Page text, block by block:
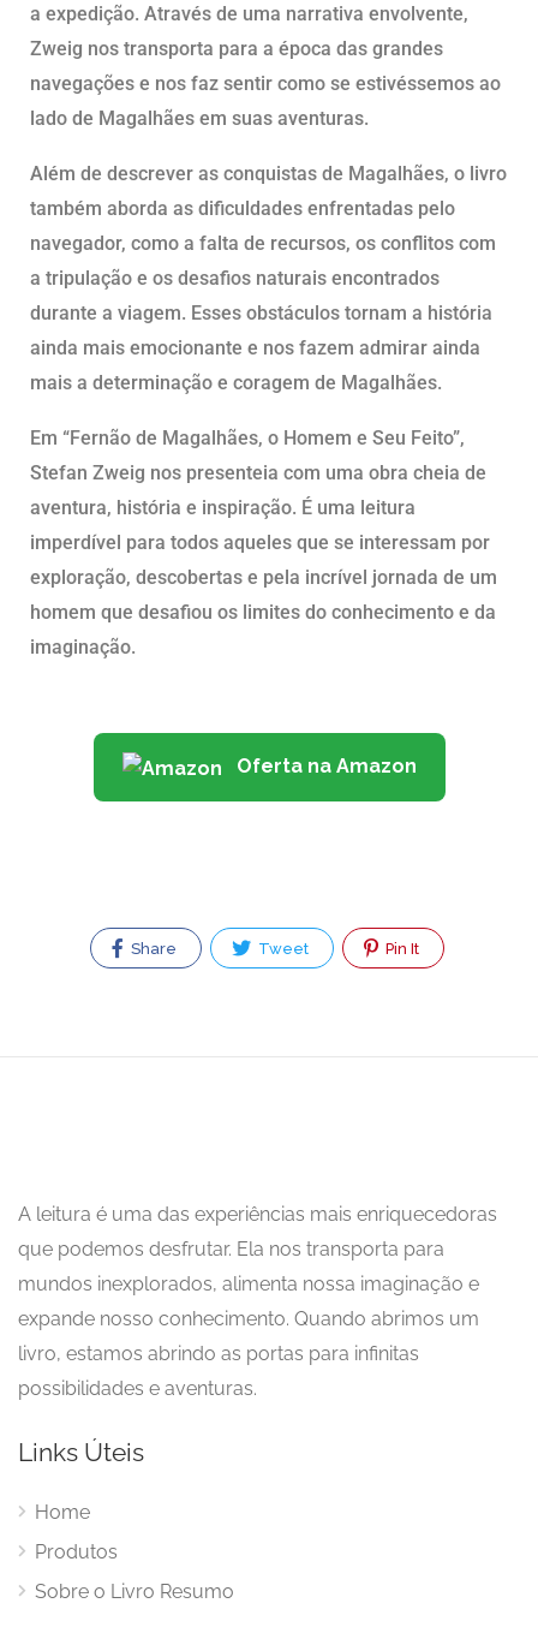
a expedição. Através de uma narrativa envolvente,
Zweig nos transporta para a época das grandes
navegações e nos faz sentir como se estivéssemos ao
lado de Magalhães em suas aventuras.
Além de descrever as conquistas de Magalhães, o livro
também aborda as dificuldades enfrentadas pelo
navegador, como a falta de recursos, os conflitos com
a tripulação e os desafios naturais encontrados
durante a viagem. Esses obstáculos tornam a história
ainda mais emocionante e nos fazem admirar ainda
mais a determinação e coragem de Magalhães.
Em “Fernão de Magalhães, o Homem e Seu Feito”,
Stefan Zweig nos presenteia com uma obra cheia de
aventura, história e inspiração. É uma leitura
imperdível para todos aqueles que se interessam por
exploração, descobertas e pela incrível jornada de um
homem que desafiou os limites do conhecimento e da
imaginação.
Oferta na Amazon
Share Tweet Pin It
A leitura é uma das experiências mais enriquecedoras
que podemos desfrutar. Ela nos transporta para
mundos inexplorados, alimenta nossa imaginação e
expande nosso conhecimento. Quando abrimos um
livro, estamos abrindo as portas para infinitas
possibilidades e aventuras.
Links Úteis
Home
Produtos
Sobre o Livro Resumo